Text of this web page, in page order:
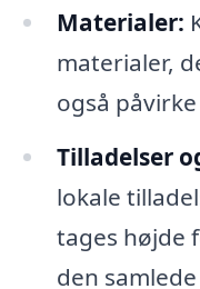
Materialer:
materialer,
også
Tilladelser
lokale
tages højde
den